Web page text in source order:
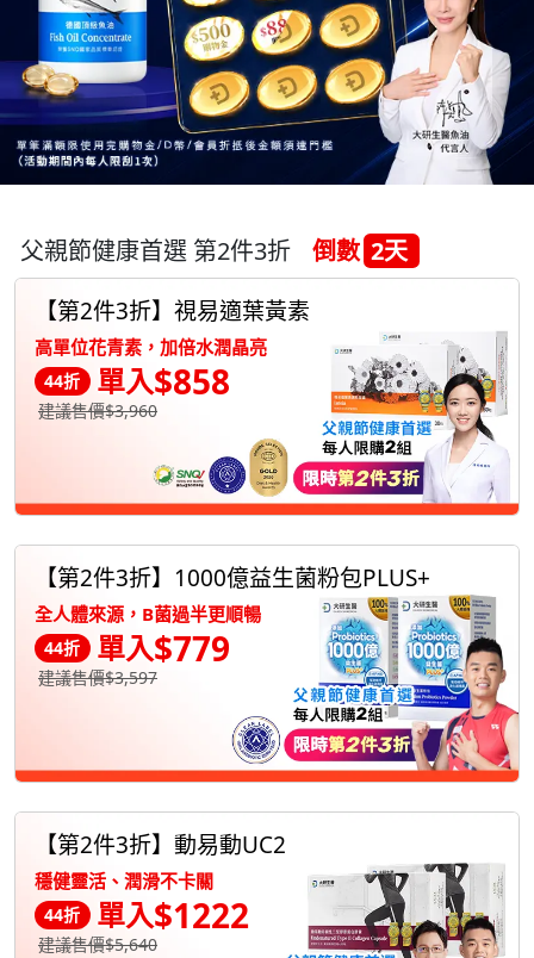
父親節健康首選 第2件3折 倒數 2天
【第2件3折】視易適葉黃素
高單位花青素，加倍水潤晶亮
44折 單入$858
建議售價$3,960
【第2件3折】1000億益生菌粉包PLUS+
全人體來源，B菌過半更順暢
44折 單入$779
建議售價$3,597
【第2件3折】動易動UC2
穩健靈活、潤滑不卡關
44折 單入$1222
建議售價$5,640